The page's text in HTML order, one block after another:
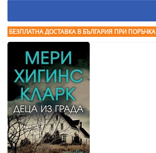
БЕЗПЛАТНА ДОСТАВКА В БЪЛГАРИЯ ПРИ ПОРЪЧКА